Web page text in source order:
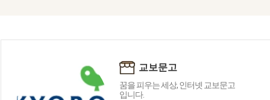
교보문고
꿈을 피우는 세상, 인터넷 교보문고
입니다.